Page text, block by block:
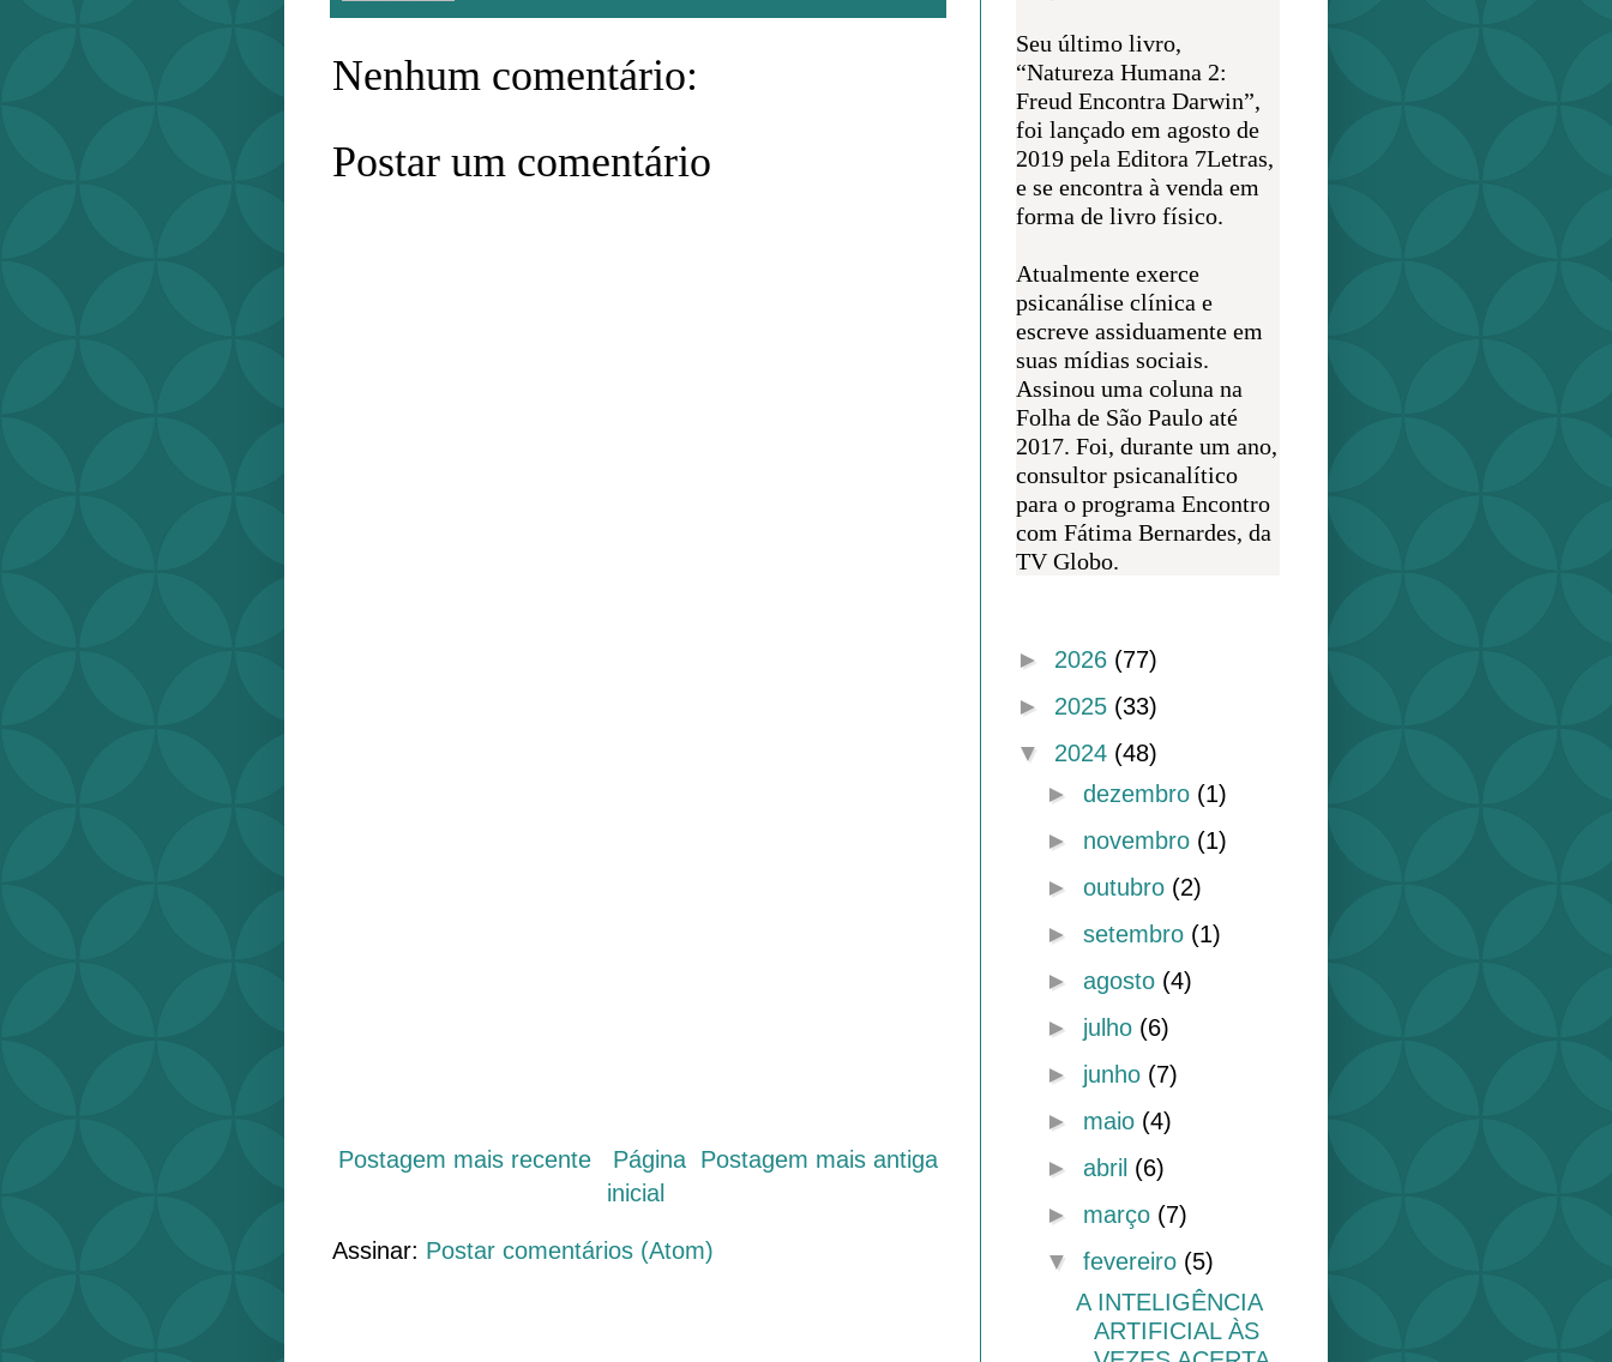
Nenhum comentário:
Postar um comentário
Postagem mais recente Postagem mais antiga
Página
inicial
Assinar: Postar comentários (Atom)
Seu último livro,
“Natureza Humana 2:
Freud Encontra Darwin”,
foi lançado em agosto de
2019 pela Editora 7Letras,
e se encontra à venda em
forma de livro físico.
Atualmente exerce
psicanálise clínica e
escreve assiduamente em
suas mídias sociais.
Assinou uma coluna na
Folha de São Paulo até
2017. Foi, durante um ano,
consultor psicanalítico
para o programa Encontro
com Fátima Bernardes, da
TV Globo.
► 2026 (77)
► 2025 (33)
▼ 2024 (48)
► dezembro (1)
► novembro (1)
► outubro (2)
► setembro (1)
► agosto (4)
► julho (6)
► junho (7)
► maio (4)
► abril (6)
► março (7)
▼ fevereiro (5)
A INTELIGÊNCIA
ARTIFICIAL ÀS